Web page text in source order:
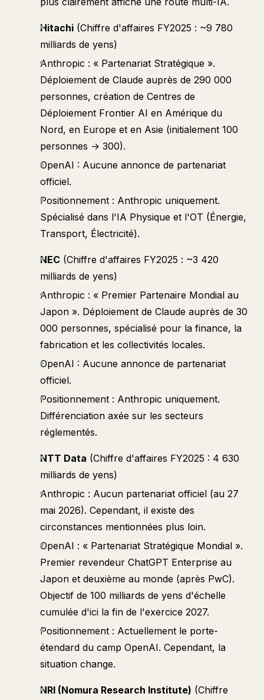
Hitachi (Chiffre d'affaires FY2025 : ~9 780
milliards de yens)
Anthropic : « Partenariat Stratégique ».
Déploiement de Claude auprès de 290 000
personnes, création de Centres de
Déploiement Frontier AI en Amérique du
Nord, en Europe et en Asie (initialement 100
personnes → 300).
OpenAI : Aucune annonce de partenariat
officiel.
Positionnement : Anthropic uniquement.
Spécialisé dans l'IA Physique et l'OT (Énergie,
Transport, Électricité).
NEC (Chiffre d'affaires FY2025 : ~3 420
milliards de yens)
Anthropic : « Premier Partenaire Mondial au
Japon ». Déploiement de Claude auprès de 30
000 personnes, spécialisé pour la finance, la
fabrication et les collectivités locales.
OpenAI : Aucune annonce de partenariat
officiel.
Positionnement : Anthropic uniquement.
Différenciation axée sur les secteurs
réglementés.
NTT Data (Chiffre d'affaires FY2025 : 4 630
milliards de yens)
Anthropic : Aucun partenariat officiel (au 27
mai 2026). Cependant, il existe des
circonstances mentionnées plus loin.
OpenAI : « Partenariat Stratégique Mondial ».
Premier revendeur ChatGPT Enterprise au
Japon et deuxième au monde (après PwC).
Objectif de 100 milliards de yens d'échelle
cumulée d'ici la fin de l'exercice 2027.
Positionnement : Actuellement le porte-
étendard du camp OpenAI. Cependant, la
situation change.
NRI (Nomura Research Institute) (Chiffre